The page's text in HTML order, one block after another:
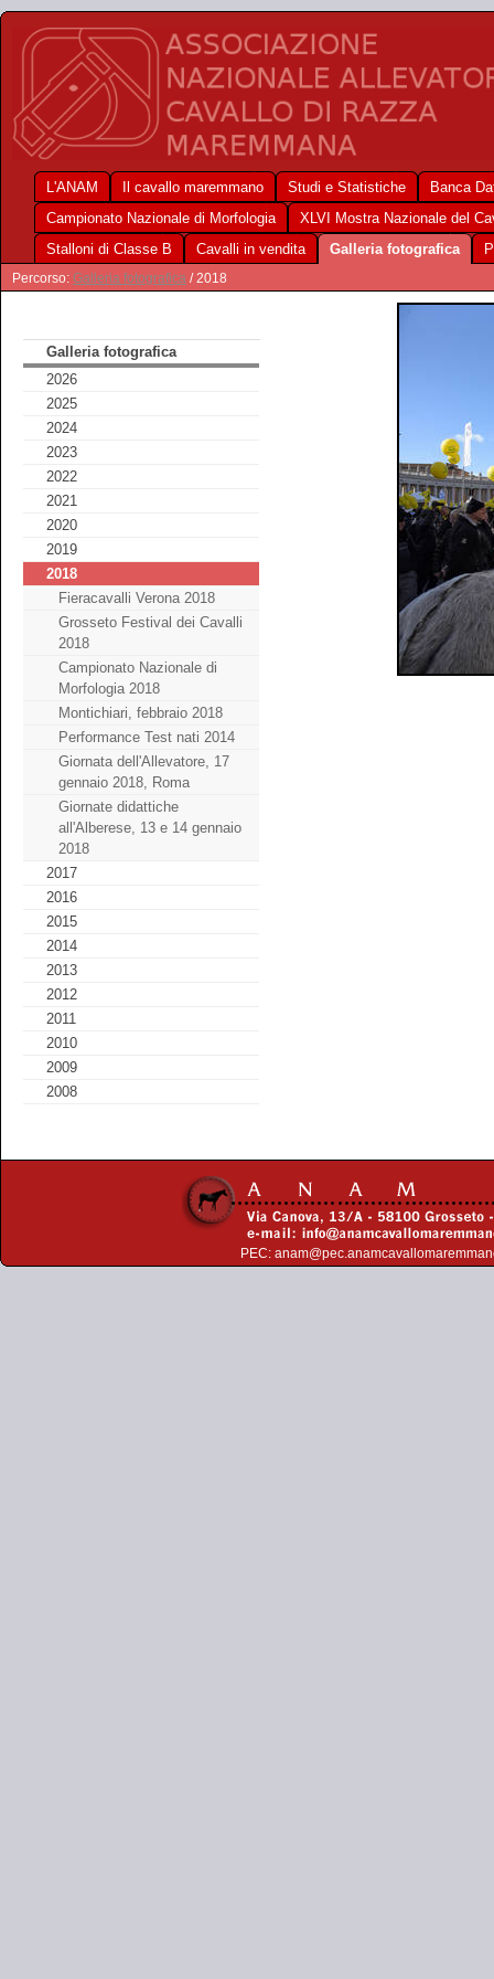
L'ANAM Il cavallo maremmano Studi e Statistiche
Banca
Campionato Nazionale di Morfologia
XLVI Mostra Nazionale del
Stalloni di Classe B
Cavalli in vendita Galleria fotografica
Percorso: Galleria fotografica / 2018
Galleria fotografica
2026
2025
2024
2023
2022
2021
2020
2019
2018
Fieracavalli Verona 2018
Grosseto Festival dei Cavalli
2018
Campionato Nazionale di
Morfologia 2018
Montichiari, febbraio 2018
Performance Test nati 2014
Giornata dell'Allevatore, 17
gennaio 2018, Roma
Giornate didattiche
all'Alberese, 13 e 14 gennaio
2018
2017
2016
2015
2014
2013
2012
2011
2010
2009
2008
PEC: